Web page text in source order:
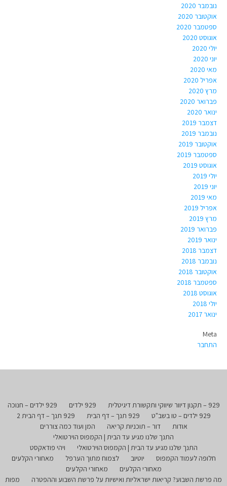
נובמבר 2020
אוקטובר 2020
ספטמבר 2020
אוגוסט 2020
יולי 2020
יוני 2020
מאי 2020
אפריל 2020
מרץ 2020
פברואר 2020
ינואר 2020
דצמבר 2019
נובמבר 2019
אוקטובר 2019
ספטמבר 2019
אוגוסט 2019
יולי 2019
יוני 2019
מאי 2019
אפריל 2019
מרץ 2019
פברואר 2019
ינואר 2019
דצמבר 2018
נובמבר 2018
אוקטובר 2018
ספטמבר 2018
אוגוסט 2018
יולי 2018
ינואר 2017
Meta
התחבר
929 – תקנון דיוור שיווקי ותקשורת דיגיטלית 929 ילדים
929 ילדים – חנוכה
929 ילדים – טו בשב"ט
929 תנך – דף הבית
929 תנך – דף הבית 2
אודות
דור – תוכניות קריאה
המן ועוד כמה צוררים
התנך שלנו מגיע עד הבית | הקמפוס הוירטואלי
התנך שלנו מגיע עד הבית | הקמפוס הוירטואלי
ויהי פודאקסט
חלופה לעמוד הקמפוס
יוטיוב לצמוח מתוך הערפל
מאחורי הקלעים
מאחורי הקלעים
מאחורי הקלעים
מה פרשת השבוע? קריאות ישראליות ואישיות על פרשת השבוע וההפטרה
מפות